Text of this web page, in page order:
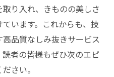
り入れ、きものの美しさ
います。これからも、技
品質なしみ抜きサービス
者の皆様もぜひ次のエピ
さい。